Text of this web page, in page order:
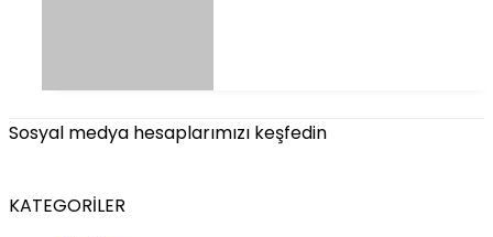
Sosyal medya hesaplarımızı keşfedin
KATEGORİLER